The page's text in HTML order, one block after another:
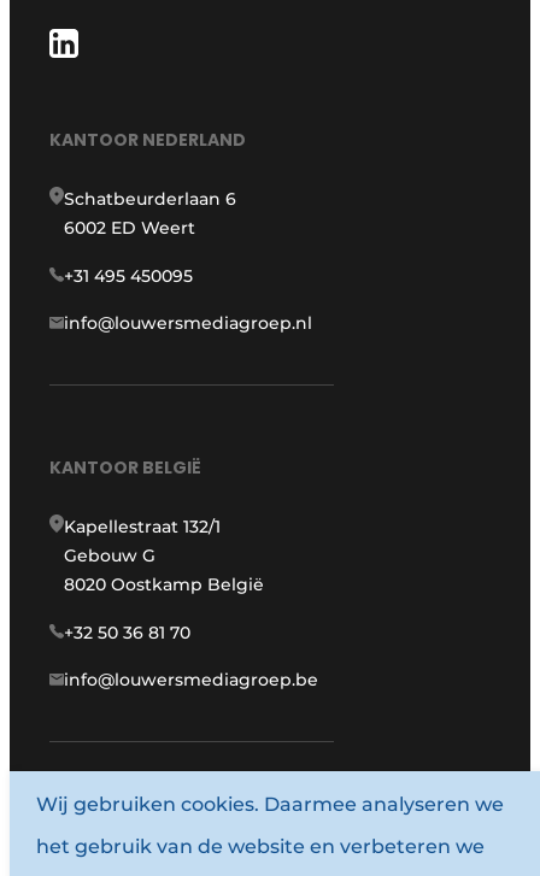
KANTOOR NEDERLAND
Schatbeurderlaan 6
6002 ED Weert
+31 495 450095
info@louwersmediagroep.nl
KANTOOR BELGIË
Kapellestraat 132/1
Gebouw G
8020 Oostkamp België
+32 50 36 81 70
info@louwersmediagroep.be
www.louwersmediagroep.com
© 1987 - 2026 Louwersmediagroep.
Wij gebruiken cookies. Daarmee analyseren we
het gebruik van de website en verbeteren we